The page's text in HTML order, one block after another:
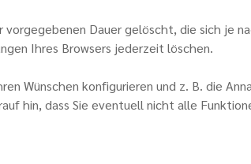
Dauer gelöscht, die sich je
Ihres Browsers jederzeit löschen.
Wünschen konfigurieren und z. B. die
hin, dass Sie eventuell nicht alle